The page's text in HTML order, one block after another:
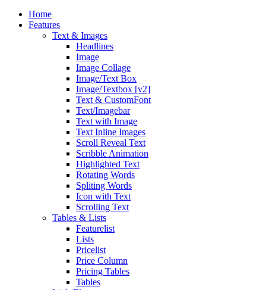
Home
Features
Text & Images
Headlines
Image
Image Collage
Image/Text Box
Image/Textbox [v2]
Text & CustomFont
Text/Imagebar
Text with Image
Text Inline Images
Scroll Reveal Text
Scribble Animation
Highlighted Text
Rotating Words
Spliting Words
Icon with Text
Scrolling Text
Tables & Lists
Featurelist
Lists
Pricelist
Price Column
Pricing Tables
Tables